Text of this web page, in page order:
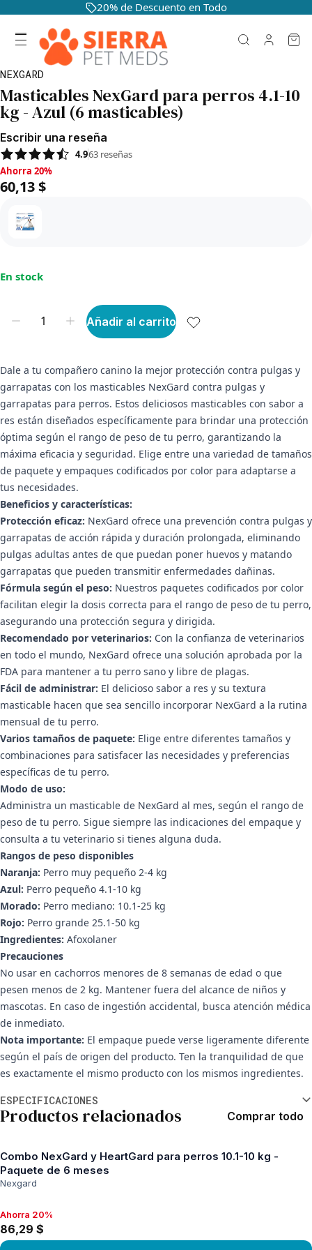
20% de Descuento en Todo
NEXGARD
Masticables NexGard para perros 4.1-10
kg - Azul (6 masticables)
Escribir una reseña
4.963 reseñas
Ahorra 20%, 60,13 $
Ahorra 20%
60,13 $
En stock
Añadir al carrito
Dale a tu compañero canino la mejor protección contra pulgas y
garrapatas con los masticables NexGard contra pulgas y
garrapatas para perros. Estos deliciosos masticables con sabor a
res están diseñados específicamente para brindar una protección
óptima según el rango de peso de tu perro, garantizando la
máxima eficacia y seguridad. Elige entre una variedad de tamaños
de paquete y empaques codificados por color para adaptarse a
tus necesidades.
Beneficios y características:
Protección eficaz: NexGard ofrece una prevención contra pulgas y
garrapatas de acción rápida y duración prolongada, eliminando
pulgas adultas antes de que puedan poner huevos y matando
garrapatas que pueden transmitir enfermedades dañinas.
Fórmula según el peso: Nuestros paquetes codificados por color
facilitan elegir la dosis correcta para el rango de peso de tu perro,
asegurando una protección segura y dirigida.
Recomendado por veterinarios: Con la confianza de veterinarios
en todo el mundo, NexGard ofrece una solución aprobada por la
FDA para mantener a tu perro sano y libre de plagas.
Fácil de administrar: El delicioso sabor a res y su textura
masticable hacen que sea sencillo incorporar NexGard a la rutina
mensual de tu perro.
Varios tamaños de paquete: Elige entre diferentes tamaños y
combinaciones para satisfacer las necesidades y preferencias
específicas de tu perro.
Modo de uso:
Administra un masticable de NexGard al mes, según el rango de
peso de tu perro. Sigue siempre las indicaciones del empaque y
consulta a tu veterinario si tienes alguna duda.
Rangos de peso disponibles
Naranja: Perro muy pequeño 2-4 kg
Azul: Perro pequeño 4.1-10 kg
Morado: Perro mediano: 10.1-25 kg
Rojo: Perro grande 25.1-50 kg
Ingredientes: Afoxolaner
Precauciones
No usar en cachorros menores de 8 semanas de edad o que
pesen menos de 2 kg. Mantener fuera del alcance de niños y
mascotas. En caso de ingestión accidental, busca atención médica
de inmediato.
Nota importante: El empaque puede verse ligeramente diferente
según el país de origen del producto. Ten la tranquilidad de que
es exactamente el mismo producto con los mismos ingredientes.
ESPECIFICACIONES
Productos relacionados Comprar todo
Combo NexGard y HeartGard para perros 10.1-10 kg -
Paquete de 6 meses
Nexgard
Ahorra 20%, 86,29 $
Ahorra 20%
86,29 $